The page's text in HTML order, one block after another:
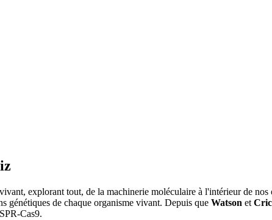
explorant tout, de la machinerie moléculaire à l'intérieur de
génétiques de chaque organisme vivant. Depuis que Watson et
Cas9.